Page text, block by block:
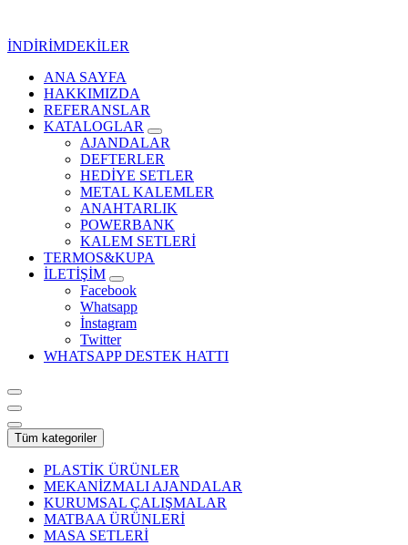
İNDİRİMDEKİLER
Kurumsal Promosyon-Hediyelik
ANA SAYFA
HAKKIMIZDA
REFERANSLAR
KATALOGLAR
AJANDALAR
DEFTERLER
HEDİYE SETLER
METAL KALEMLER
ANAHTARLIK
POWERBANK
KALEM SETLERİ
TERMOS&KUPA
İLETİŞİM
Facebook
Whatsapp
İnstagram
Twitter
WHATSAPP DESTEK HATTI
Tüm kategoriler
PLASTİK ÜRÜNLER
MEKANİZMALI AJANDALAR
KURUMSAL ÇALIŞMALAR
MATBAA ÜRÜNLERİ
MASA SETLERİ